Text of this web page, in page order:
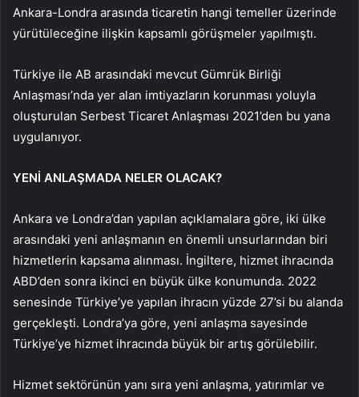
Ankara-Londra arasında ticaretin hangi temeller üzerinde
yürütüleceğine ilişkin kapsamlı görüşmeler yapılmıştı.
Türkiye ile AB arasındaki mevcut Gümrük Birliği
Anlaşması’nda yer alan imtiyazların korunması yoluyla
oluşturulan Serbest Ticaret Anlaşması 2021’den bu yana
uygulanıyor.
YENİ ANLAŞMADA NELER OLACAK?
Ankara ve Londra’dan yapılan açıklamalara göre, iki ülke
arasındaki yeni anlaşmanın en önemli unsurlarından biri
hizmetlerin kapsama alınması. İngiltere, hizmet ihracında
ABD’den sonra ikinci en büyük ülke konumunda. 2022
senesinde Türkiye’ye yapılan ihracın yüzde 27’si bu alanda
gerçekleşti. Londra’ya göre, yeni anlaşma sayesinde
Türkiye’ye hizmet ihracında büyük bir artış görülebilir.
Hizmet sektörünün yanı sıra yeni anlaşma, yatırımlar ve